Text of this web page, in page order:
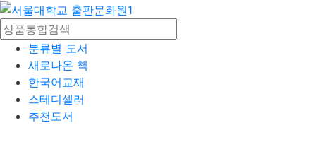
분류별 도서
새로나온 책
한국어교재
스테디셀러
추천도서